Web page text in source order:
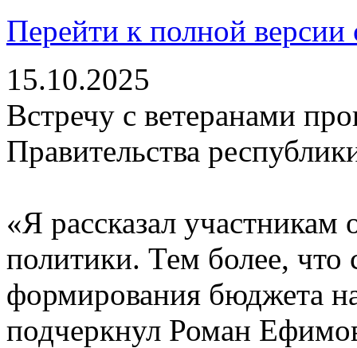
Перейти к полной версии
15.10.2025
Встречу с ветеранами
Правительства
«Я рассказал
политики. Тем более, что
формирования бюджета
подчеркнул Роман